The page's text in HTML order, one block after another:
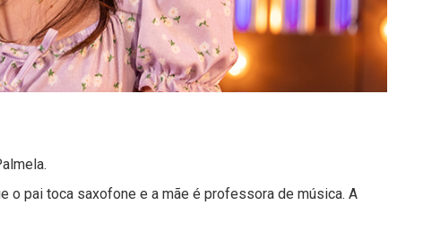
o pai toca saxofone e a mãe é professora de música. A